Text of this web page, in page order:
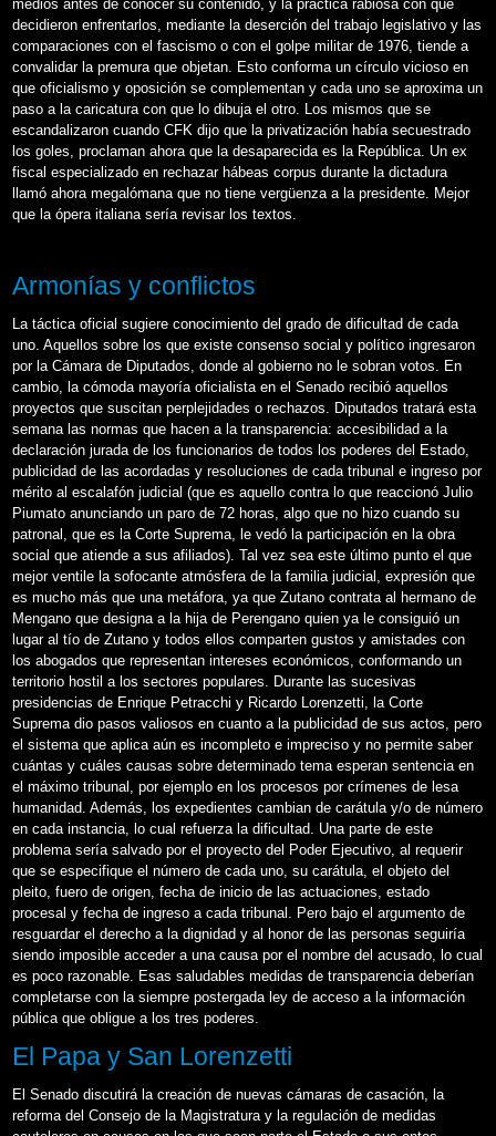
medios antes de conocer su contenido, y la práctica rabiosa con que
decidieron enfrentarlos, mediante la deserción del trabajo legislativo y las
comparaciones con el fascismo o con el golpe militar de 1976, tiende a
convalidar la premura que objetan. Esto conforma un círculo vicioso en
que oficialismo y oposición se complementan y cada uno se aproxima un
paso a la caricatura con que lo dibuja el otro. Los mismos que se
escandalizaron cuando CFK dijo que la privatización había secuestrado
los goles, proclaman ahora que la desaparecida es la República. Un ex
fiscal especializado en rechazar hábeas corpus durante la dictadura
llamó ahora megalómana que no tiene vergüenza a la presidente. Mejor
que la ópera italiana sería revisar los textos.
Armonías y conflictos
La táctica oficial sugiere conocimiento del grado de dificultad de cada
uno. Aquellos sobre los que existe consenso social y político ingresaron
por la Cámara de Diputados, donde al gobierno no le sobran votos. En
cambio, la cómoda mayoría oficialista en el Senado recibió aquellos
proyectos que suscitan perplejidades o rechazos. Diputados tratará esta
semana las normas que hacen a la transparencia: accesibilidad a la
declaración jurada de los funcionarios de todos los poderes del Estado,
publicidad de las acordadas y resoluciones de cada tribunal e ingreso por
mérito al escalafón judicial (que es aquello contra lo que reaccionó Julio
Piumato anunciando un paro de 72 horas, algo que no hizo cuando su
patronal, que es la Corte Suprema, le vedó la participación en la obra
social que atiende a sus afiliados). Tal vez sea este último punto el que
mejor ventile la sofocante atmósfera de la familia judicial, expresión que
es mucho más que una metáfora, ya que Zutano contrata al hermano de
Mengano que designa a la hija de Perengano quien ya le consiguió un
lugar al tío de Zutano y todos ellos comparten gustos y amistades con
los abogados que representan intereses económicos, conformando un
territorio hostil a los sectores populares. Durante las sucesivas
presidencias de Enrique Petracchi y Ricardo Lorenzetti, la Corte
Suprema dio pasos valiosos en cuanto a la publicidad de sus actos, pero
el sistema que aplica aún es incompleto e impreciso y no permite saber
cuántas y cuáles causas sobre determinado tema esperan sentencia en
el máximo tribunal, por ejemplo en los procesos por crímenes de lesa
humanidad. Además, los expedientes cambian de carátula y/o de número
en cada instancia, lo cual refuerza la dificultad. Una parte de este
problema sería salvado por el proyecto del Poder Ejecutivo, al requerir
que se especifique el número de cada uno, su carátula, el objeto del
pleito, fuero de origen, fecha de inicio de las actuaciones, estado
procesal y fecha de ingreso a cada tribunal. Pero bajo el argumento de
resguardar el derecho a la dignidad y al honor de las personas seguiría
siendo imposible acceder a una causa por el nombre del acusado, lo cual
es poco razonable. Esas saludables medidas de transparencia deberían
completarse con la siempre postergada ley de acceso a la información
pública que obligue a los tres poderes.
El Papa y San Lorenzetti
El Senado discutirá la creación de nuevas cámaras de casación, la
reforma del Consejo de la Magistratura y la regulación de medidas